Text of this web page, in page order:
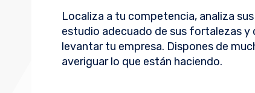
Localiza a tu competencia, analiza
estudio adecuado de sus fortalezas y
levantar tu empresa. Dispones de
averiguar lo que están haciendo.